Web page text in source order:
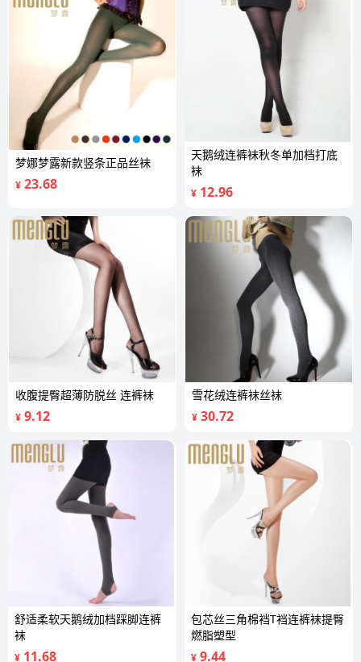
梦娜梦露新款竖条正品丝袜
¥ 23.68
天鹅绒连裤袜秋冬单加档打底
袜
¥ 12.96
收腹提臀超薄防脱丝 连裤袜
¥ 9.12
雪花绒连裤袜丝袜
¥ 30.72
舒适柔软天鹅绒加档踩脚连裤
袜
¥ 11.68
包芯丝三角棉裆T裆连裤袜提臀
燃脂塑型
¥ 9.44